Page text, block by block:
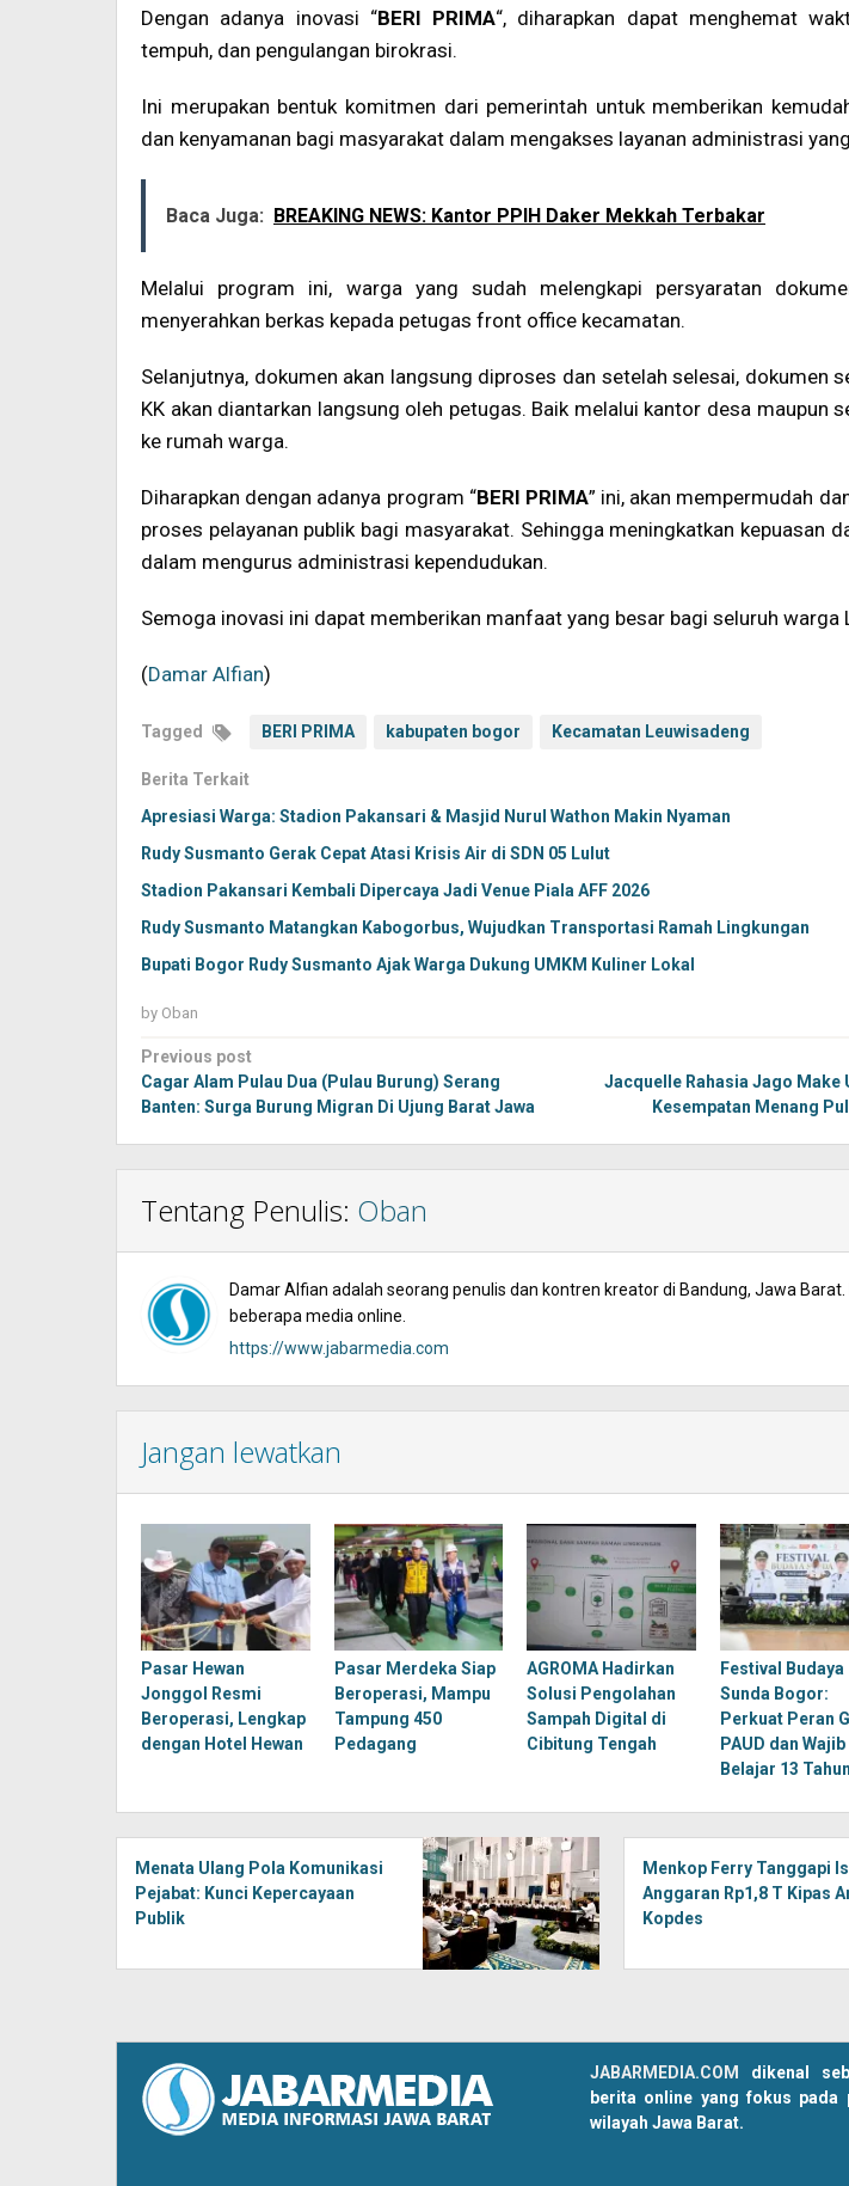
Dengan adanya inovasi “BERI PRIMA“, diharapkan dapat menghemat
tempuh, dan pengulangan birokrasi.
Ini merupakan bentuk komitmen dari pemerintah untuk memberikan
dan kenyamanan bagi masyarakat dalam mengakses layanan administrasi
Baca Juga: BREAKING NEWS: Kantor PPIH Daker Mekkah Terbakar
Melalui program ini, warga yang sudah melengkapi persyaratan
menyerahkan berkas kepada petugas front office kecamatan.
Selanjutnya, dokumen akan langsung diproses dan setelah selesai, dokumen
KK akan diantarkan langsung oleh petugas. Baik melalui kantor desa maupun
ke rumah warga.
Diharapkan dengan adanya program “BERI PRIMA” ini, akan mempermudah
proses pelayanan publik bagi masyarakat. Sehingga meningkatkan kepuasan
dalam mengurus administrasi kependudukan.
Semoga inovasi ini dapat memberikan manfaat yang besar bagi seluruh warga
(Damar Alfian)
Tagged BERI PRIMA kabupaten bogor Kecamatan Leuwisadeng
Berita Terkait
Apresiasi Warga: Stadion Pakansari & Masjid Nurul Wathon Makin Nyaman
Rudy Susmanto Gerak Cepat Atasi Krisis Air di SDN 05 Lulut
Stadion Pakansari Kembali Dipercaya Jadi Venue Piala AFF 2026
Rudy Susmanto Matangkan Kabogorbus, Wujudkan Transportasi Ramah Lingkungan
Bupati Bogor Rudy Susmanto Ajak Warga Dukung UMKM Kuliner Lokal
by Oban
Post
navigation
Previous post
Cagar Alam Pulau Dua (Pulau Burung) Serang
Banten: Surga Burung Migran Di Ujung Barat Jawa
Jacquelle Rahasia Jago Make
Kesempatan Menang
Tentang Penulis: Oban
Damar Alfian adalah seorang penulis dan kontren kreator di Bandung, Jawa
beberapa media online.
https://www.jabarmedia.com
Jangan lewatkan
Pasar Hewan
Jonggol Resmi
Beroperasi, Lengkap
dengan Hotel Hewan
Pasar Merdeka Siap
Beroperasi, Mampu
Tampung 450
Pedagang
AGROMA Hadirkan
Solusi Pengolahan
Sampah Digital di
Cibitung Tengah
Festival Budaya
Sunda Bogor:
Perkuat Peran
PAUD dan Wajib
Belajar 13 Tahun
Menata Ulang Pola Komunikasi
Pejabat: Kunci Kepercayaan
Publik
Menkop Ferry Tanggapi
Anggaran Rp1,8 T Kipas
Kopdes
JABARMEDIA.COM
dikenal
berita online yang fokus pada
wilayah Jawa Barat.